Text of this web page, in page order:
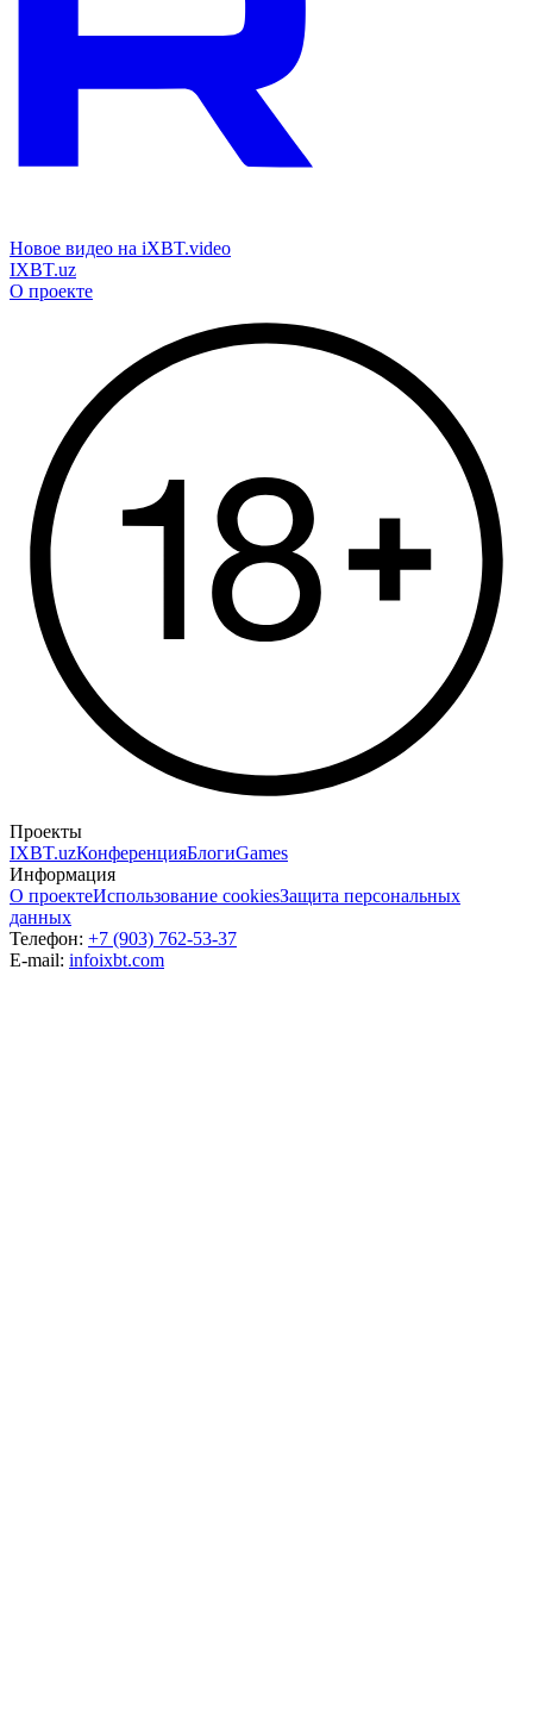
Новое видео на iXBT.video
IXBT.uz
О проекте
Проекты
IXBT.uzКонференцияБлогиGames
Информация
О проектеИспользование cookiesЗащита персональных
данных
Телефон: +7 (903) 762-53-37
E-mail: infoixbt.com